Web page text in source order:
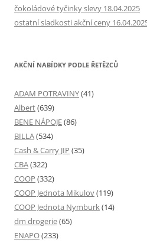
čokoládové tyčinky slevy 18.04.2025
ostatní sladkosti akční ceny
AKČNÍ NABÍDKY PODLE ŘETĚZCŮ
ADAM POTRAVINY(41)
Albert(639)
BENE NÁPOJE(86)
BILLA(534)
Cash & Carry JIP (35)
CBA(322)
COOP (332)
COOP Jednota Mikulov(119)
COOP Jednota Nymburk(14)
dm drogerie(65)
ENAPO(233)